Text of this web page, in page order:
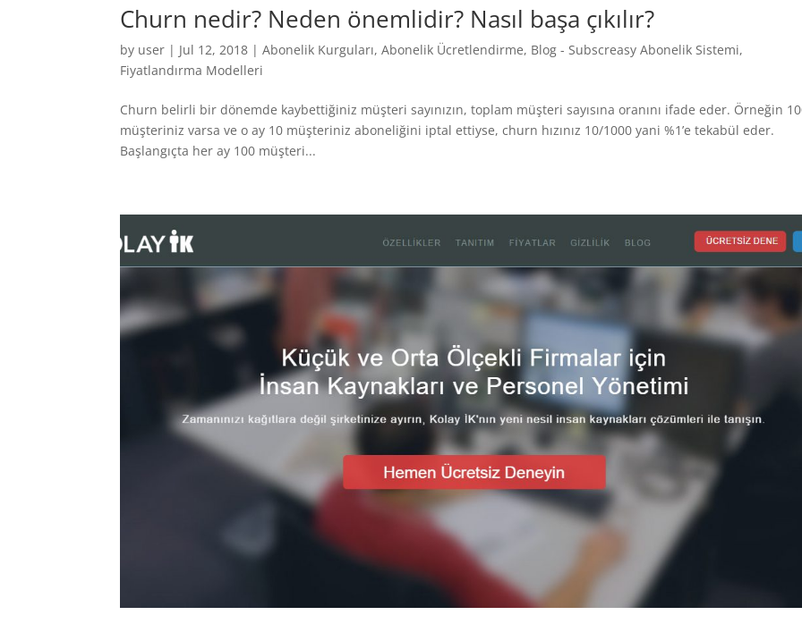
Churn nedir? Neden önemlidir? Nasıl başa çıkılır?
by user | Jul 12, 2018 |Abonelik Kurguları,Abonelik Ücretlendirme, Blog - Subscreasy Abonelik Sistemi,
Fiyatlandırma Modelleri
Churn belirli bir dönemde kaybettiğiniz müşteri sayınızın, toplam müşteri sayısına oranını ifade eder. Örneğin
müşteriniz varsa ve o ay 10 müşteriniz aboneliğini iptal ettiyse, churn hızınız 10/1000 yani %1’e tekabül eder.
Başlangıçta her ay 100 müşteri...